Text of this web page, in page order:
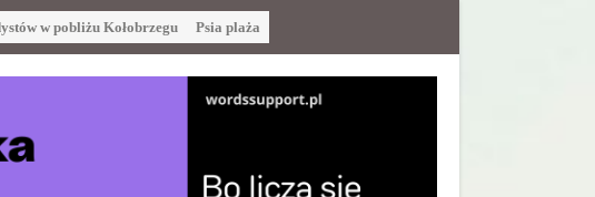
w pobliżu Kołobrzegu Psia plaża